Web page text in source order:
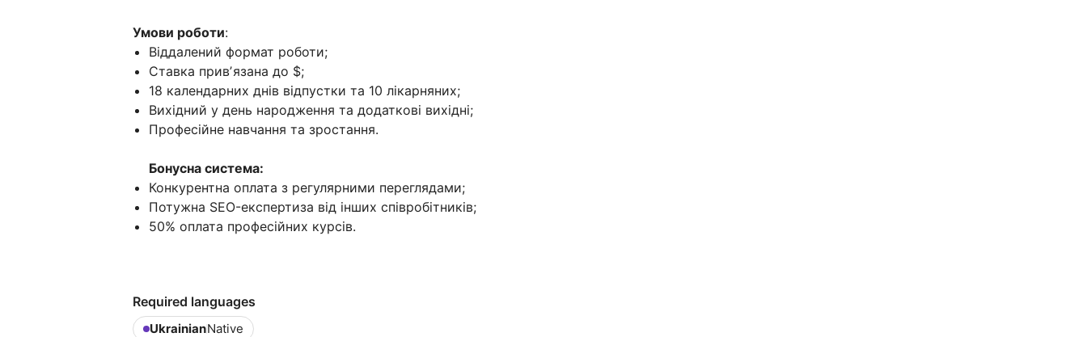
Умови роботи:
Віддалений формат роботи;
Ставка привʼязана до $;
18 календарних днів відпустки та 10 лікарняних;
Вихідний у день народження та додаткові вихідні;
Професійне навчання та зростання.
Бонусна система:
Конкурентна оплата з регулярними переглядами;
Потужна SEO-експертиза від інших співробітників;
50% оплата професійних курсів.
Required languages
UkrainianNative